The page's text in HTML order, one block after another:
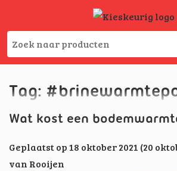
Tag:
Wat kost een
Geplaatst op18 oktober 2021 (20
van Rooijen